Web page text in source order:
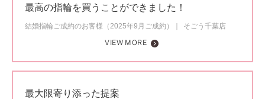
最高の指輪を買うことができました！
結婚指輪ご成約のお客様（2025年9月ご成約）
そごう千葉店
VIEW MORE
最大限寄り添った提案